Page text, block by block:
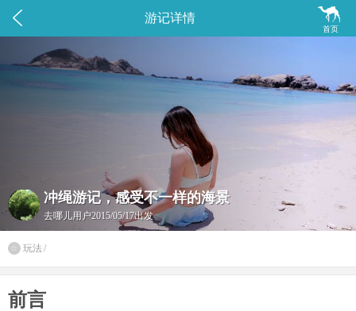
 
首页
游记详情
冲绳游记，感受不一样的海景
去哪儿用户2015/05/17出发
 玩法 /
前言